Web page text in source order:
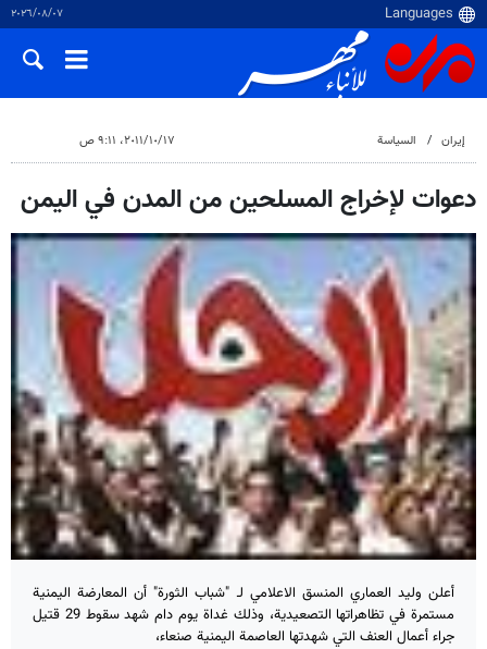
٠٧‏/٠٨‏/٢٠٢٦
إيران السياسة ١٧‏/١٠‏/٢٠١١، ٩:١١ ص
دعوات لإخراج المسلحين من المدن في اليمن
أعلن وليد العماري المنسق الاعلامي لـ "شباب الثورة" أن المعارضة اليمنية
مستمرة في تظاهراتها التصعيدية، وذلك غداة يوم دام شهد سقوط 29 قتيل
جراء أعمال العنف التي شهدتها العاصمة اليمنية صنعاء،